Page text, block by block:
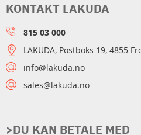
>DU KAN BETALE MED
KONTAKT LAKUDA
815 03 000
LAKUDA, Postboks 19, 4855
info@lakuda.no
sales@lakuda.no